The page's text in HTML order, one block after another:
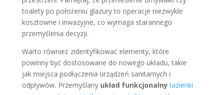
toalety po położeniu glazury to operacje niezwykle
kosztowne i inwazyjne, co wymaga starannego
przemyślenia decyzji.
Warto również zidentyfikować elementy, które
powinny być dostosowane do nowego układu, takie
jak miejsca podłączenia urządzeń sanitarnych i
odpływów. Przemyślany układ funkcjonalny łazienki